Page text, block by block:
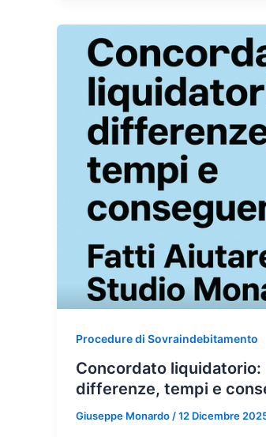
Procedure di Sovraindebitamento
Concordato liquidatorio:
differenze, tempi e
Giuseppe Monardo/12 Dicembre